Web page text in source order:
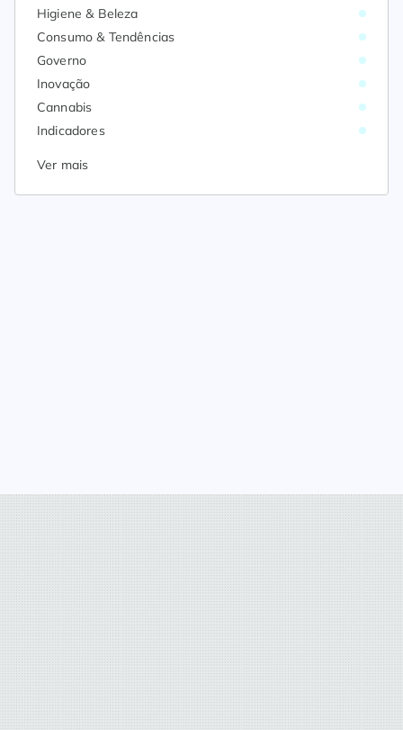
Higiene & Beleza
Consumo & Tendências
Governo
Inovação
Cannabis
Indicadores
Ver mais